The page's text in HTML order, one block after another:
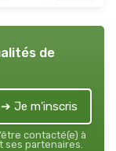
de
➔ Je m'inscris
contacté(e) à
ses partenaires.